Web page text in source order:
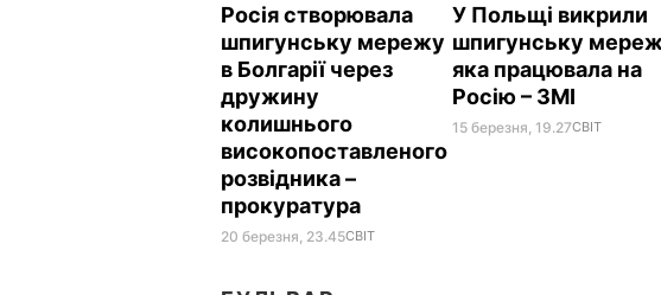
Росія створювала
шпигунську мережу
в Болгарії через
дружину
колишнього
високопоставленого
розвідника –
прокуратура
20 березня, 23.45СВІТ
У Польщі викрили
шпигунську
яка працювала на
Росію – ЗМІ
15 березня, 19.27СВІТ